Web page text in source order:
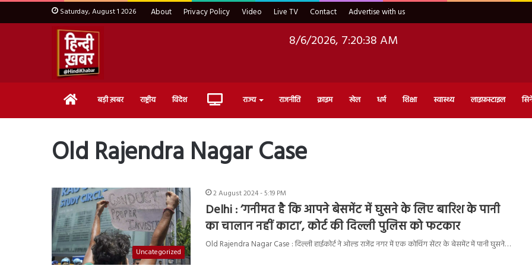
Saturday, August 1 2026 About Privacy Policy Video Live TV Contact Advertise with us
8/6/2026, 7:20:39 AM
Home बड़ी ख़बर राष्ट्रीय विदेश Live राज्य राजनीति क्राइम खेल धर्म शिक्षा स्वास्थ्य लाइफ़स्टाइल
Old Rajendra Nagar Case
Uncategorized
2 August 2024 - 5:19 PM
Delhi : ‘गनीमत है कि आपने बेसमेंट में घुसने के लिए बारिश के पानी
का चालान नहीं काटा’, कोर्ट की दिल्ली पुलिस को फटकार
Old Rajendra Nagar Case : दिल्ली हाईकोर्ट ने ओल्ड राजेंद्र नगर में एक कोचिंग सेंटर के बेसमेंट में पानी घुसने…